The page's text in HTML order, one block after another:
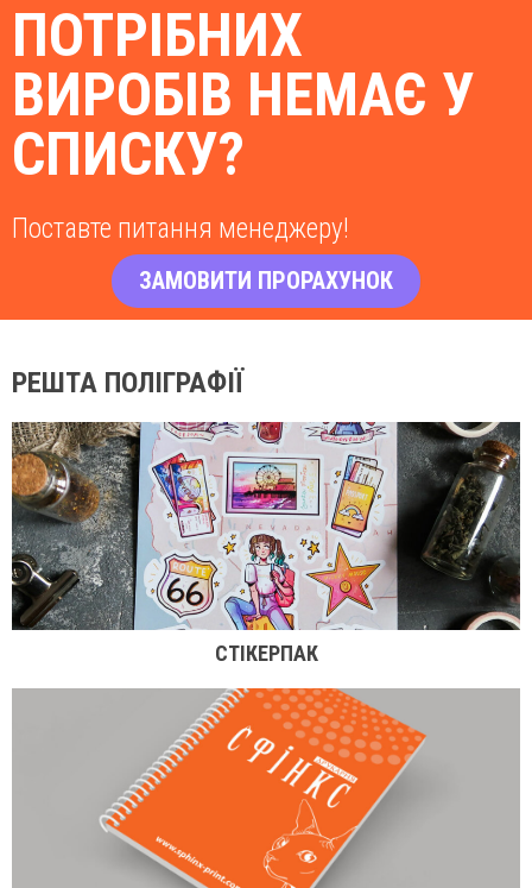
ПОТРІБНИХ
ВИРОБІВ НЕМАЄ У
СПИСКУ?
Поставте питання менеджеру!
ЗАМОВИТИ ПРОРАХУНОК
РЕШТА ПОЛІГРАФІЇ
СТІКЕРПАК